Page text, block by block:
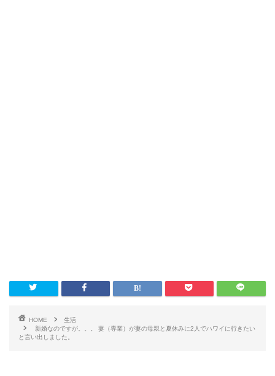
HOME
生活
新婚なのですが。。。 妻（専業）が妻の母親と夏休みに2人でハワイに行きたい
と言い出しました。